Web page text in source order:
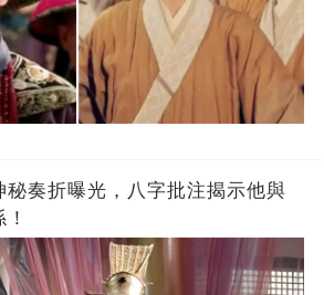
秘奏折曝光，八字批注揭示他與